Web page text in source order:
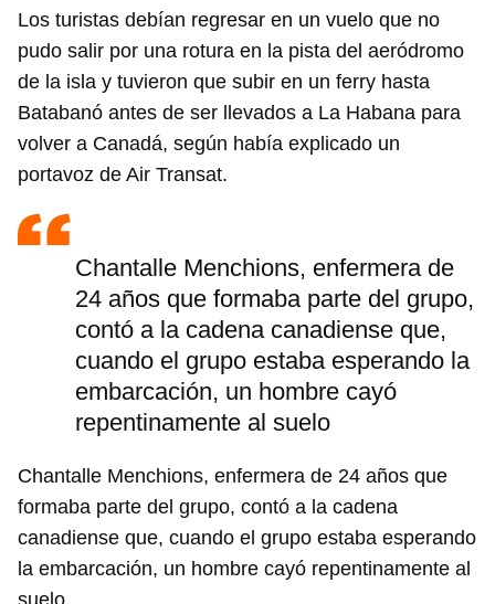
Los turistas debían regresar en un vuelo que no
pudo salir por una rotura en la pista del aeródromo
de la isla y tuvieron que subir en un ferry hasta
Batabanó antes de ser llevados a La Habana para
volver a Canadá, según había explicado un
portavoz de Air Transat.
Chantalle Menchions, enfermera de
24 años que formaba parte del grupo,
contó a la cadena canadiense que,
cuando el grupo estaba esperando la
embarcación, un hombre cayó
repentinamente al suelo
Chantalle Menchions, enfermera de 24 años que
formaba parte del grupo, contó a la cadena
canadiense que, cuando el grupo estaba esperando
la embarcación, un hombre cayó repentinamente al